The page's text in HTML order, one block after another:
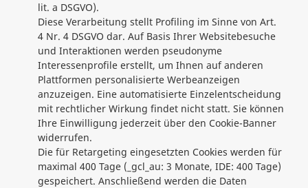
lit. a DSGVO).
Diese Verarbeitung stellt Profiling im Sinne von Art.
4 Nr. 4 DSGVO dar. Auf Basis Ihrer Websitebesuche
und Interaktionen werden pseudonyme
Interessenprofile erstellt, um Ihnen auf anderen
Plattformen personalisierte Werbeanzeigen
anzuzeigen. Eine automatisierte Einzelentscheidung
mit rechtlicher Wirkung findet nicht statt. Sie können
Ihre Einwilligung jederzeit über den Cookie-Banner
widerrufen.
Die für Retargeting eingesetzten Cookies werden für
maximal 400 Tage (_gcl_au: 3 Monate, IDE: 400 Tage)
gespeichert. Anschließend werden die Daten